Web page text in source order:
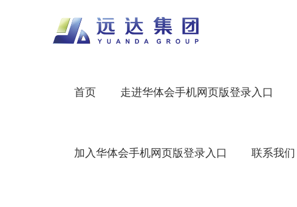
首页 走进华体会手机网页版登录入口
加入华体会手机网页版登录入口 联系我们